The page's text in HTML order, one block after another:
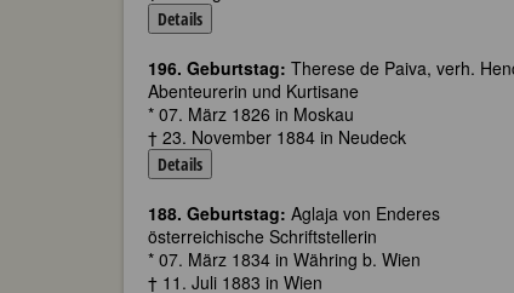
Details
196. Geburtstag: Therese de Paiva, verh.
Abenteurerin und Kurtisane
* 07. März 1826 in Moskau
† 23. November 1884 in Neudeck
Details
188. Geburtstag: Aglaja von Enderes
österreichische Schriftstellerin
* 07. März 1834 in Währing b. Wien
† 11. Juli 1883 in Wien